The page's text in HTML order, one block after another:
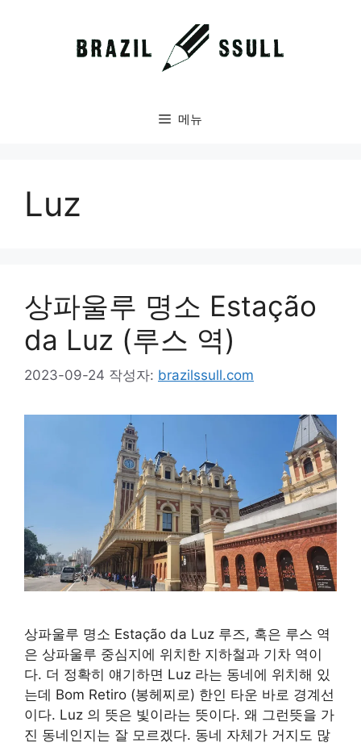
메뉴
Luz
상파울루 명소 Estação
da Luz (루스 역)
2023-09-24 작성자: brazilssull.com
상파울루 명소 Estação da Luz 루즈, 혹은 루스 역
은 상파울루 중심지에 위치한 지하철과 기차 역이
다. 더 정확히 얘기하면 Luz 라는 동네에 위치해 있
는데 Bom Retiro (봉헤찌로) 한인 타운 바로 경계선
이다. Luz 의 뜻은 빛이라는 뜻이다. 왜 그런뜻을 가
진 동네인지는 잘 모르겠다. 동네 자체가 거지도 많